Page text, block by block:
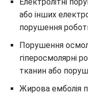
або інших
порушення
Порушення
гіперосмолярні
тканин або
Жирова емболія